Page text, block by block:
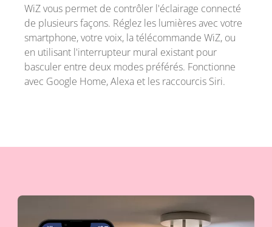
WiZ vous permet de contrôler l'éclairage connecté
de plusieurs façons. Réglez les lumières avec votre
smartphone, votre voix, la télécommande WiZ, ou
en utilisant l'interrupteur mural existant pour
basculer entre deux modes préférés. Fonctionne
avec Google Home, Alexa et les raccourcis Siri.